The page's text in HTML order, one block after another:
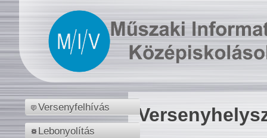
Versenyfelhívás
Lebonyolítás